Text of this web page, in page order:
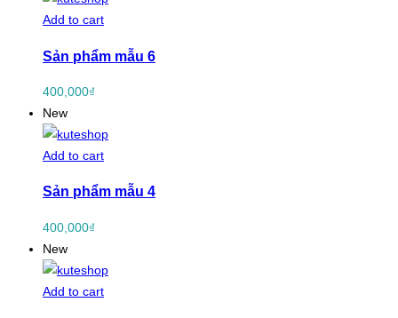
Add to cart
Sản phẩm mẫu 6
400,000₫
New
Add to cart
Sản phẩm mẫu 4
400,000₫
New
Add to cart